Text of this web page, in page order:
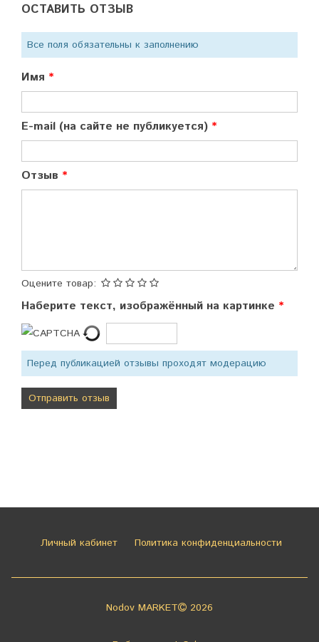
ОСТАВИТЬ ОТЗЫВ
Все поля обязательны к заполнению
Имя
E-mail (на сайте не публикуется)
Отзыв
Оцените товар:
Наберите текст, изображённый на картинке
Перед публикацией отзывы проходят модерацию
Личный кабинет Политика конфиденциальности
Nodov MARKET 2026